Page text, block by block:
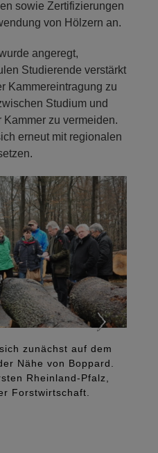
sowie Zertifizierungen
von Hölzern an.
angeregt,
Studierende verstärkt
Kammereintragung zu
Studium und
zu vermeiden.
erneut mit regionalen
zunächst auf dem
Nähe von Boppard.
Rheinland-Pfalz,
Forstwirtschaft.
Next